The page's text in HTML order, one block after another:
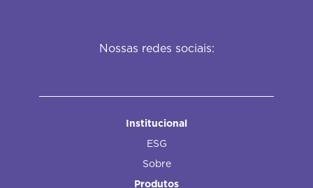
Nossas redes sociais:
Institucional
ESG
Sobre
Produtos